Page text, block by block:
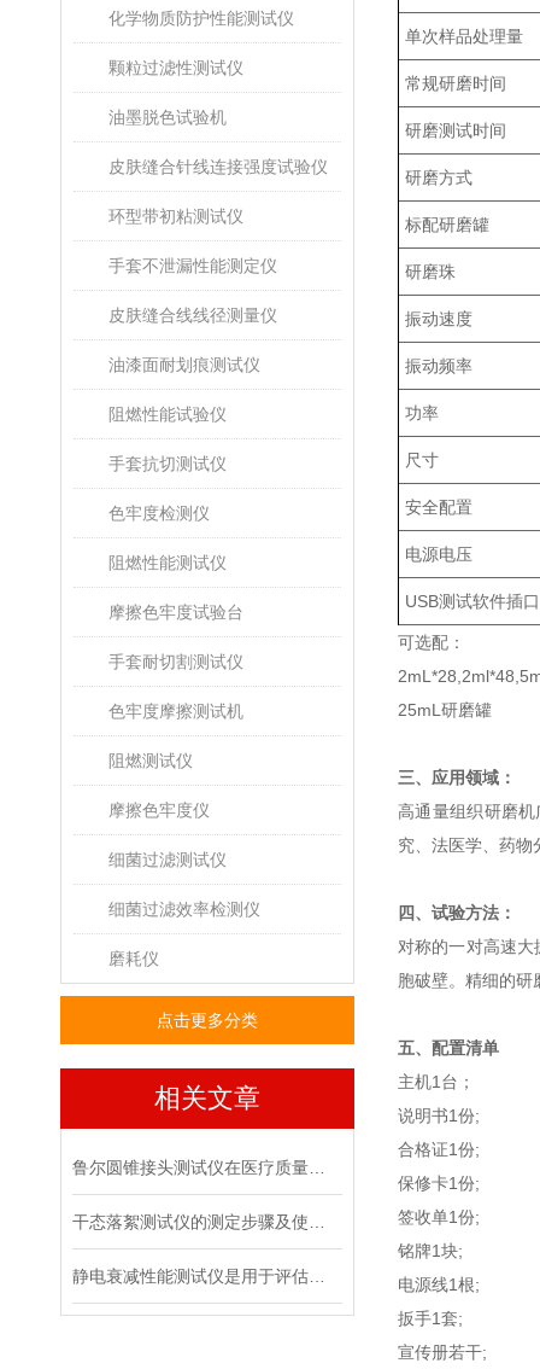
化学物质防护性能测试仪
颗粒过滤性测试仪
油墨脱色试验机
皮肤缝合针线连接强度试验仪
环型带初粘测试仪
手套不泄漏性能测定仪
皮肤缝合线线径测量仪
油漆面耐划痕测试仪
阻燃性能试验仪
手套抗切测试仪
色牢度检测仪
阻燃性能测试仪
摩擦色牢度试验台
手套耐切割测试仪
色牢度摩擦测试机
阻燃测试仪
摩擦色牢度仪
细菌过滤测试仪
细菌过滤效率检测仪
磨耗仪
点击更多分类
相关文章
单次样品处理量
常规研磨时间
研磨测试时间
研磨方式
标配研磨罐
研磨珠
振动速度
振动频率
功率
尺寸
安全配置
电源电压
USB测试软件插
可选配：
25mL研磨罐
三、应用领域：
高通量组织研磨
究、法医学、药物
四、试验方法：
对称的一对高速
胞破壁。精细的研
五、配置清单
主机1台；
说明书1份;
合格证1份;
保修卡1份;
签收单1份;
铭牌1块;
电源线1根;
扳手1套;
宣传册若干;